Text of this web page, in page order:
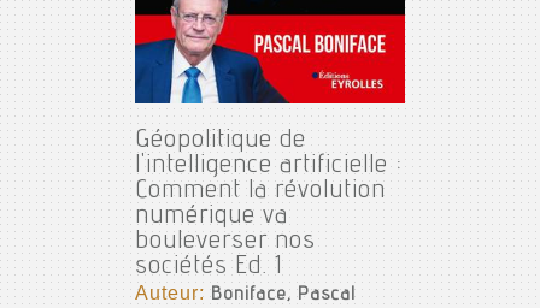
Géopolitique de
l'intelligence artificielle :
Comment la révolution
numérique va
bouleverser nos
sociétés Ed. 1
Auteur:Boniface, Pascal